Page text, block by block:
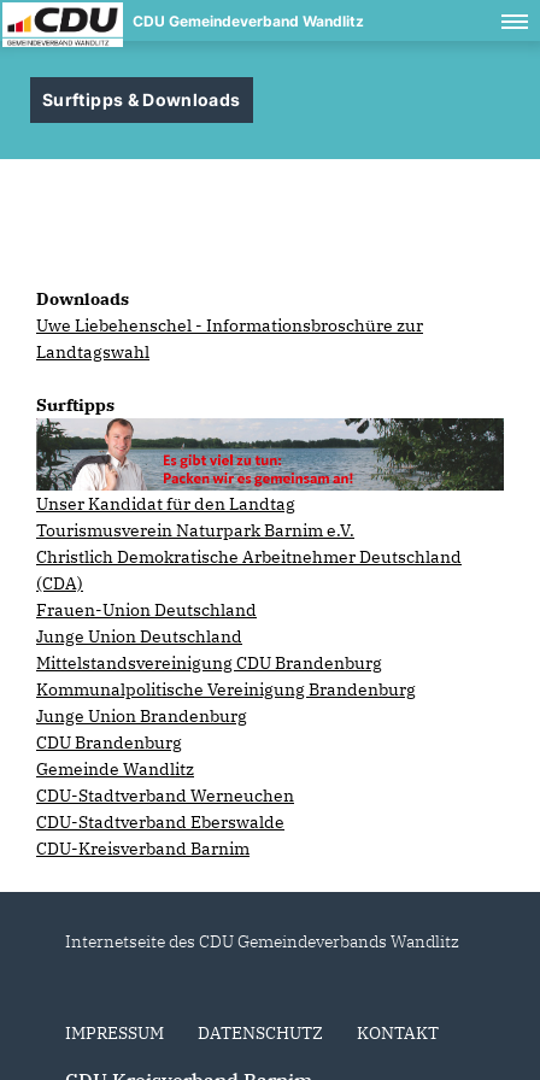
CDU Gemeindeverband Wandlitz
Surftipps & Downloads
Downloads
Uwe Liebehenschel - Informationsbroschüre zur
Landtagswahl
Surftipps
Unser Kandidat für den Landtag
Tourismusverein Naturpark Barnim e.V.
Christlich Demokratische Arbeitnehmer Deutschland
(CDA)
Frauen-Union Deutschland
Junge Union Deutschland
Mittelstandsvereinigung CDU Brandenburg
Kommunalpolitische Vereinigung Brandenburg
Junge Union Brandenburg
CDU Brandenburg
Gemeinde Wandlitz
CDU-Stadtverband Werneuchen
CDU-Stadtverband Eberswalde
CDU-Kreisverband Barnim
Internetseite des CDU Gemeindeverbands Wandlitz
IMPRESSUM DATENSCHUTZ KONTAKT